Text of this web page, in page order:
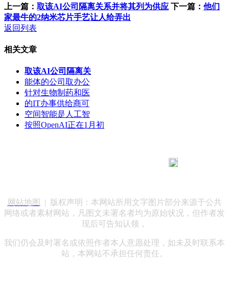
上一篇： 取该AI公司隔离关系并将其列为供应 下一篇： 他们
家最牛的2纳米芯片手艺让人给弄出
返回列表
相关文章
取该AI公司隔离关
能体的公司取办公
针对生物制药和医
的IT办事供给商可
空间智能是人工智
按照OpenAI正在1月初
网站地图
| 版权声明：本网站所用文字图片部分来源于公共
网络或者素材网站，凡图文未署名者均为原始状况，但作者发
现后可告知认领，
我们仍会及时署名或依照作者本人意愿处理，如未及时联系本
站，本网站不承担任何责任。